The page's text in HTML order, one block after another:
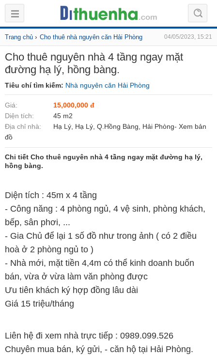
Trang chủ › Cho thuê nhà nguyên căn Hải Phòng 04/05/2023, 15:21
Cho thuê nguyên nhà 4 tầng ngay mặt
đường hạ lý, hồng bàng.
Tiêu chí tìm kiếm: Nhà nguyên căn Hải Phòng
Giá:
15,000,000 đ
Diện tích:
45 m2
Địa chỉ nhà:
Hạ Lý, Hạ Lý, Q.Hồng Bàng, Hải Phòng- Xem bản
đồ
Chi tiết Cho thuê nguyên nhà 4 tầng ngay mặt đường hạ lý,
hồng bàng.
Diện tích : 45m x 4 tầng
- Công năng : 4 phòng ngủ, 4 vệ sinh, phòng khách,
bếp, sân phơi, ...
- Gia Chủ để lại 1 số đồ như trong ảnh ( có 2 điều
hoà ở 2 phòng ngủ to )
- Nhà mới, mặt tiền 4,4m có thể kinh doanh buốn
bán, vừa ở vừa làm văn phòng được
Ưu tiên khách ký hợp đồng lâu dài
Giá 15 triệu/tháng
Liên hệ đi xem nhà trực tiếp : 0989.099.526
Chuyên mua bán, ký gửi, - căn hộ tại Hải Phòng.